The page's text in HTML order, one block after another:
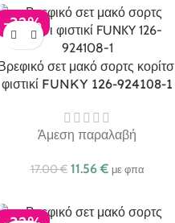
-32%
σετ μακό σορτς
φιστικί FUNKY 126-924108-1
Άμεση παραλαβή
17.00€ 11.56 € με φπα